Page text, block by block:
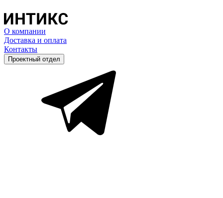
О компании
Доставка и оплата
Контакты
Проектный отдел